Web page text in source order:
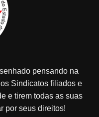
pensando na
Sindicatos filiados e
e tirem todas as suas
por seus direitos!